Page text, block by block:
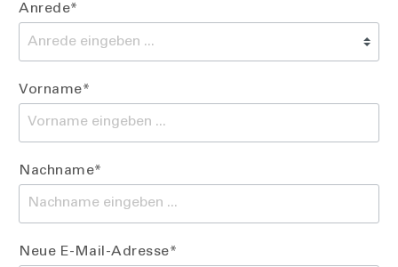
Anrede*
Vorname*
Nachname*
Neue E-Mail-Adresse*